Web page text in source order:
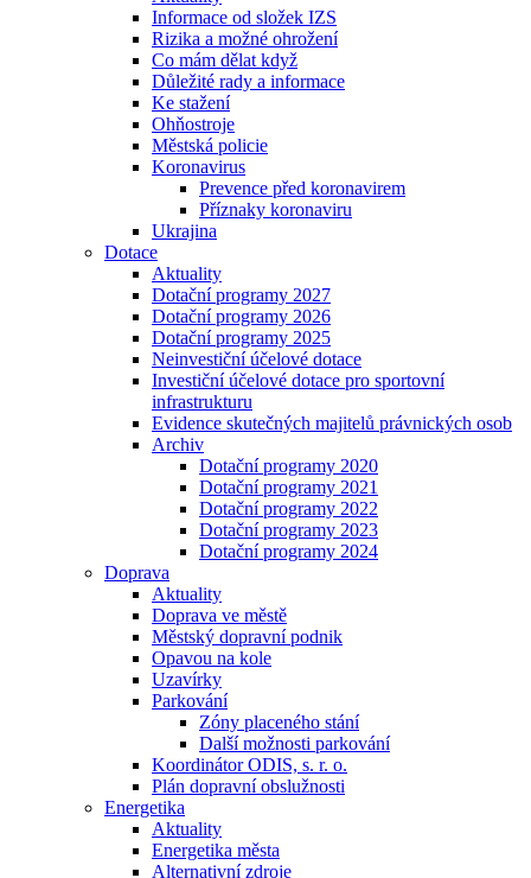
Informace od složek IZS
Rizika a možné ohrožení
Co mám dělat když
Důležité rady a informace
Ke stažení
Ohňostroje
Městská policie
Koronavirus
Prevence před koronavirem
Příznaky koronaviru
Ukrajina
Dotace
Aktuality
Dotační programy 2027
Dotační programy 2026
Dotační programy 2025
Neinvestiční účelové dotace
Investiční účelové dotace pro sportovní
infrastrukturu
Evidence skutečných majitelů právnických osob
Archiv
Dotační programy 2020
Dotační programy 2021
Dotační programy 2022
Dotační programy 2023
Dotační programy 2024
Doprava
Aktuality
Doprava ve městě
Městský dopravní podnik
Opavou na kole
Uzavírky
Parkování
Zóny placeného stání
Další možnosti parkování
Koordinátor ODIS, s. r. o.
Plán dopravní obslužnosti
Energetika
Aktuality
Energetika města
Alternativní zdroje